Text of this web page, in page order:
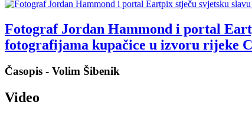
Fotograf Jordan Hammond i portal
fotografijama kupačice u izvoru rijeke
Časopis - Volim Šibenik
Video